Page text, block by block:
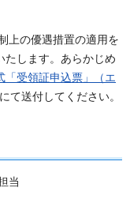
上の優遇措置の適用を
たします。あらかじめ
「受領証申込票」（エ
て送付してください。
当